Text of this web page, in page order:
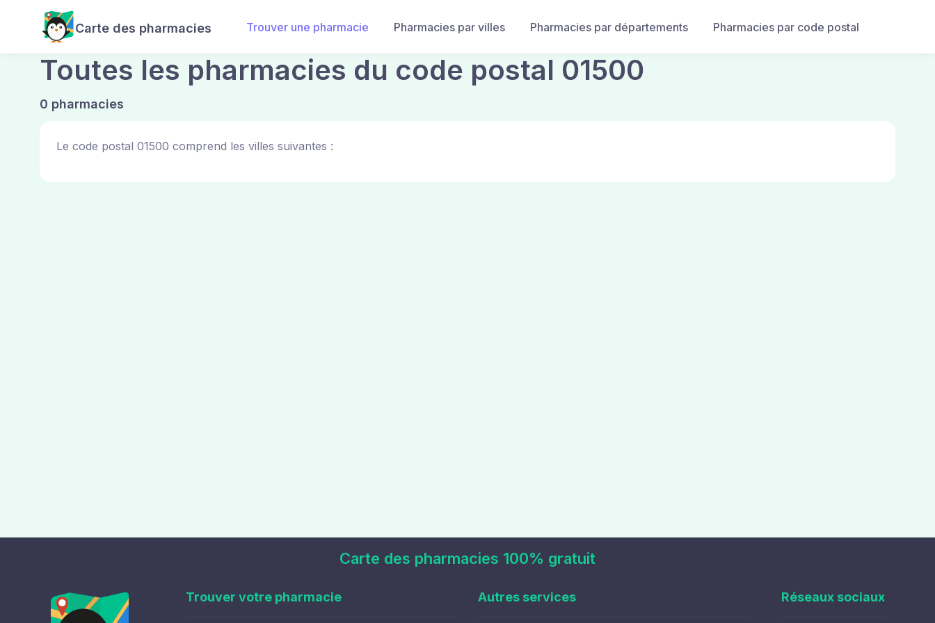
Carte des pharmacies Trouver une pharmacie Pharmacies par villes Pharmacies par départements Pharmacies par code postal
Toutes les pharmacies du code postal 01500
0 pharmacies
Le code postal 01500 comprend les villes suivantes :
Carte des pharmacies 100% gratuit
Trouver votre pharmacie Autres services Réseaux sociaux